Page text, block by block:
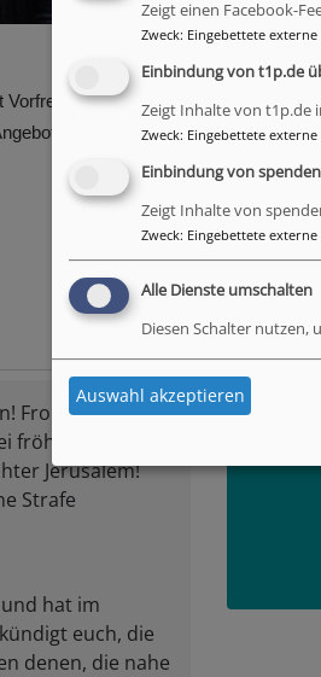
zugleich in Lanzendorf
Herausforderungen einer
auf die neue Aufgabe: „An
Ich freue mich darauf, im
Frohlocke,
fröhlich von
Jerusalem!
Strafe
hat im
euch, die
denen, die nahe
Zeigt einen Facebook-
Zweck: Eingebettete
Einbindung von t1p.de
Zeigt Inhalte von t1p.de
Zweck: Eingebettete
Einbindung von
Zeigt Inhalte von
Zweck: Eingebettete
Alle Dienste umschalten
Diesen Schalter nutzen,
Auswahl akzeptieren